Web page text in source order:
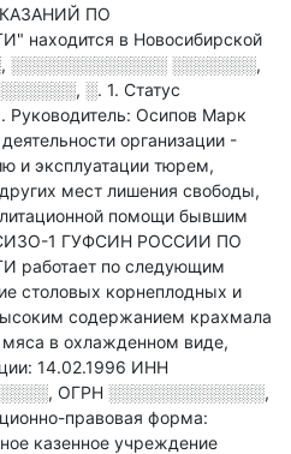
ПО
в Новосибирской
░░░░░░░░░░░░░ ░░░░░░░,
░. 1. Статус
Руководитель: Осипов Марк
организации -
и эксплуатации тюрем,
мест лишения свободы,
помощи бывшим
1 ГУФСИН РОССИИ ПО
по следующим
столовых корнеплодных и
содержанием крахмала
мяса в охлажденном виде,
14.02.1996 ИНН
, ОГРН ░░░░░░░░░░░░░,
правовая форма:
казенное учреждение